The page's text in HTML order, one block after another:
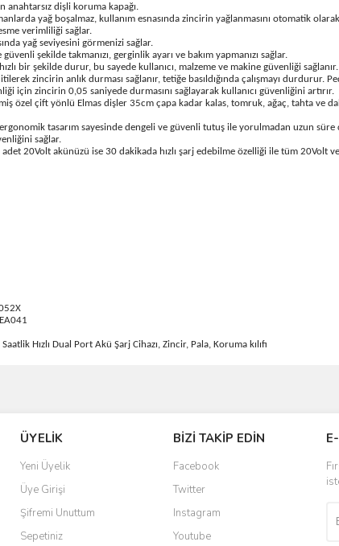
anahtarsız dişli koruma kapağı.
yağ boşalmaz, kullanım esnasında zincirin yağlanmasını otomatik
verimliliği sağlar.
yağ seviyesini görmenizi sağlar.
şekilde takmanızı, gerginlik ayarı ve bakım yapmanızı sağlar.
bir şekilde durur, bu sayede kullanıcı, malzeme ve makine güvenliği sağlanır.
zincirin anlık durması sağlanır, tetiğe basıldığında çalışmayı durdurur.
için zincirin 0,05 saniyede durmasını sağlayarak kullanıcı güvenliğini artırır.
özel çift yönlü Elmas dişler 35cm çapa kadar kalas, tomruk, ağaç, tahta ve
tasarım sayesinde dengeli ve güvenli tutuş ile yorulmadan uzun süre
sağlar.
20Volt akünüzü ise 30 dakikada hızlı şarj edebilme özelliği ile tüm 20Volt
Hızlı Dual Port Akü Şarj Cihazı, Zincir, Pala, Koruma kılıfı
ÜYELİK
Yeni Üyelik
Üye Girişi
Şifremi Unuttum
Sepetiniz
BİZİ TAKİP EDİN
Facebook
Twitter
Instagram
Youtube